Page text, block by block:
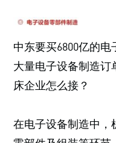
中东要买6800亿的电
大量电子设备制造
床企业怎么接？
在电子设备制造中，